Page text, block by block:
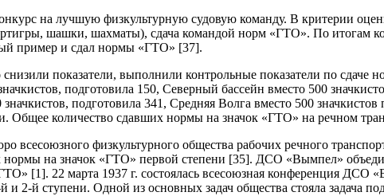
на лучшую физкультурную судовую команду. В критерии
шашки, шахматы), сдача командой норм «ГТО». По итогам
пример и сдал нормы «ГТО» [37].
снизили показатели, выполнили контрольные показатели по
подготовила 150, Северный бассейн вместо 500
подготовила 341, Средняя Волга вместо 500
Общее количество сдавших нормы на значок «ГТО» на речном
всесоюзного физкультурного общества рабочих речного
нормы на значок «ГТО» первой степени [35]. ДСО «Вымпел»
[1]. 22 марта 1937 г. состоялась всесоюзная конференция
2-й ступени. Одной из основных задач общества стояла задача